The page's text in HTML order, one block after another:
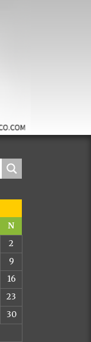
N
2
9
16
23
30